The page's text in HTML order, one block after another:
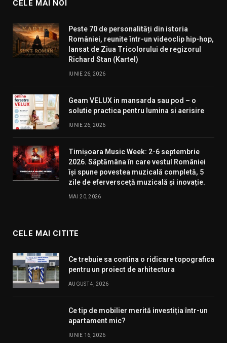
CELE MAI NOI
Peste 70 de personalități din istoria
României, reunite într-un videoclip hip-hop,
lansat de Ziua Tricolorului de regizorul
Richard Stan (Kartel)
IUNIE 26, 2026
Geam VELUX in mansarda sau pod – o
solutie practica pentru lumina si aerisire
IUNIE 26, 2026
Timișoara Music Week: 2-6 septembrie
2026. Săptămâna în care vestul României
își spune povestea muzicală completă, 5
zile de eferversceță muzicală și inovație.
MAI 20, 2026
CELE MAI CITITE
Ce trebuie sa contina o ridicare topografica
pentru un proiect de arhitectura
AUGUST 4, 2026
Ce tip de mobilier merită investiția într-un
apartament mic?
IUNIE 16, 2026